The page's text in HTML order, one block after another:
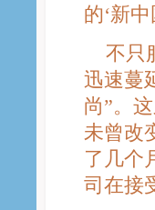
的‘新
不只
迅速蔓
尚”。
未曾改
了几个
司在接